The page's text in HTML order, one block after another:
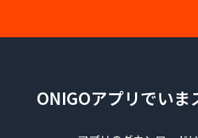
ONIGOアプリでいま